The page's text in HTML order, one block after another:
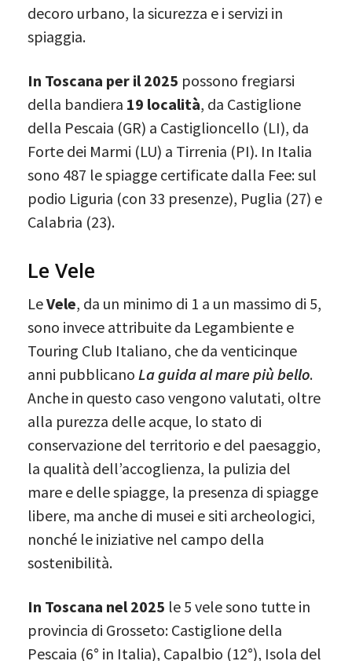
decoro urbano, la sicurezza e i servizi in
spiaggia.
In Toscana per il 2025 possono fregiarsi
della bandiera 19 località, da Castiglione
della Pescaia (GR) a Castiglioncello (LI), da
Forte dei Marmi (LU) a Tirrenia (PI). In Italia
sono 487 le spiagge certificate dalla Fee: sul
podio Liguria (con 33 presenze), Puglia (27) e
Calabria (23).
Le Vele
LeVele, da un minimo di 1 a un massimo di 5,
sono invece attribuite da Legambiente e
Touring Club Italiano, che da venticinque
anni pubblicano La guida al mare più bello.
Anche in questo caso vengono valutati, oltre
alla purezza delle acque, lo stato di
conservazione del territorio e del paesaggio,
la qualità dell’accoglienza, la pulizia del
mare e delle spiagge, la presenza di spiagge
libere, ma anche di musei e siti archeologici,
nonché le iniziative nel campo della
sostenibilità.
In Toscana nel 2025 le 5 vele sono tutte in
provincia di Grosseto: Castiglione della
Pescaia (6° in Italia), Capalbio (12°), Isola del